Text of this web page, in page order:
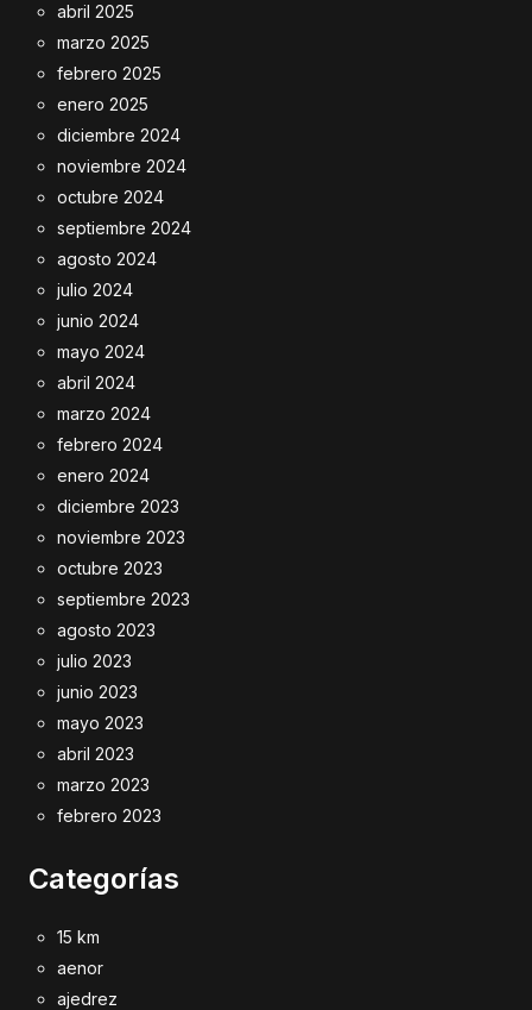
abril 2025
marzo 2025
febrero 2025
enero 2025
diciembre 2024
noviembre 2024
octubre 2024
septiembre 2024
agosto 2024
julio 2024
junio 2024
mayo 2024
abril 2024
marzo 2024
febrero 2024
enero 2024
diciembre 2023
noviembre 2023
octubre 2023
septiembre 2023
agosto 2023
julio 2023
junio 2023
mayo 2023
abril 2023
marzo 2023
febrero 2023
Categorías
15 km
aenor
ajedrez